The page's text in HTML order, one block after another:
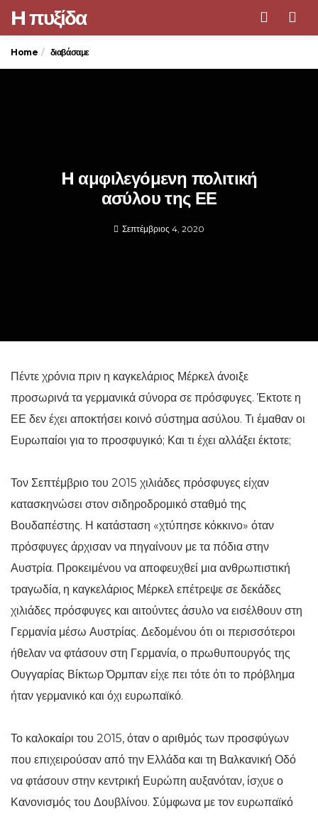
H πυξίδα
Home διαβάσαμε
H αμφιλεγόμενη πολιτική
ασύλου της ΕΕ
Σεπτέμβριος 4, 2020
Πέντε χρόνια πριν η καγκελάριος Μέρκελ άνοιξε
προσωρινά τα γερμανικά σύνορα σε πρόσφυγες. Έκτοτε η
ΕΕ δεν έχει αποκτήσει κοινό σύστημα ασύλου. Τι έμαθαν οι
Ευρωπαίοι για το προσφυγικό; Και τι έχει αλλάξει έκτοτε;
Τον Σεπτέμβριο του 2015 χιλιάδες πρόσφυγες είχαν
κατασκηνώσει στον σιδηροδρομικό σταθμό της
Βουδαπέστης. Η κατάσταση «χτύπησε κόκκινο» όταν
πρόσφυγες άρχισαν να πηγαίνουν με τα πόδια στην
Αυστρία. Προκειμένου να αποφευχθεί μια ανθρωπιστική
τραγωδία, η καγκελάριος Μέρκελ επέτρεψε σε δεκάδες
χιλιάδες πρόσφυγες και αιτούντες άσυλο να εισέλθουν στη
Γερμανία μέσω Αυστρίας. Δεδομένου ότι οι περισσότεροι
ήθελαν να φτάσουν στη Γερμανία, ο πρωθυπουργός της
Ουγγαρίας Βίκτωρ Όρμπαν είχε πει τότε ότι το πρόβλημα
ήταν γερμανικό και όχι ευρωπαϊκό.
Το καλοκαίρι του 2015, όταν ο αριθμός των προσφύγων
που επιχειρούσαν από την Ελλάδα και τη Βαλκανική Οδό
να φτάσουν στην κεντρική Ευρώπη αυξανόταν, ίσχυε ο
Κανονισμός του Δουβλίνου. Σύμφωνα με τον ευρωπαϊκό